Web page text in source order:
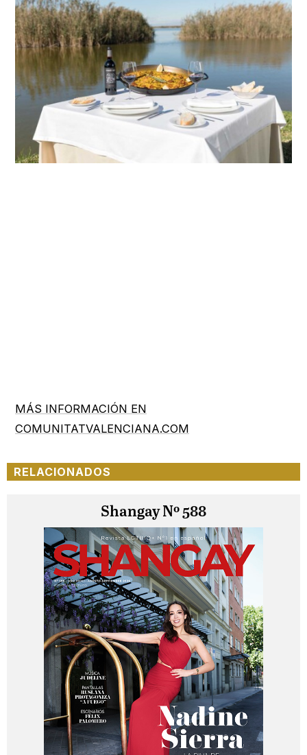
MÁS INFORMACIÓN EN
COMUNITATVALENCIANA.COM
RELACIONADOS
Shangay Nº 588